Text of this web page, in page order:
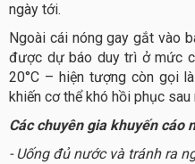
ngày tới.
Ngoài cái nóng gay gắt vào
được dự báo duy trì ở mức
20°C – hiện tượng còn gọi
khiến cơ thể khó hồi phục
Các chuyên gia khuyến cáo
- Uống đủ nước và tránh ra